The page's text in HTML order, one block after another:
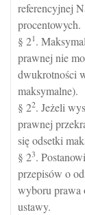
referencyjnej
procentowych.
§ 21.
prawnej nie
dwukrotności
maksymalne).
§ 22. Jeżeli
prawnej
się odsetki
§ 23.
przepisów o
wyboru prawa
ustawy.